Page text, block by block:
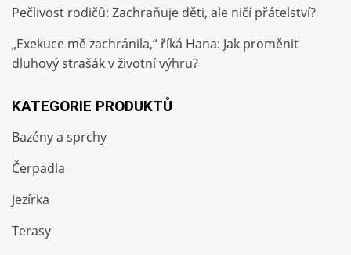
Pečlivost rodičů: Zachraňuje děti, ale ničí přátelství?
„Exekuce mě zachránila,“ říká Hana: Jak proměnit
dluhový strašák v životní výhru?
KATEGORIE PRODUKTŮ
Bazény a sprchy
Čerpadla
Jezírka
Terasy